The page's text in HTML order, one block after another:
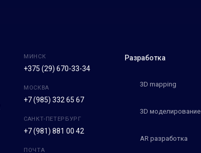
МИНСК
+375 (29) 670-33-34
МОСКВА
+7 (985) 332 65 67
САНКТ-ПЕТЕРБУРГ
+7 (981) 881 00 42
ПОЧТА
Разработка
3D mapping
3D моделирование
AR разработка